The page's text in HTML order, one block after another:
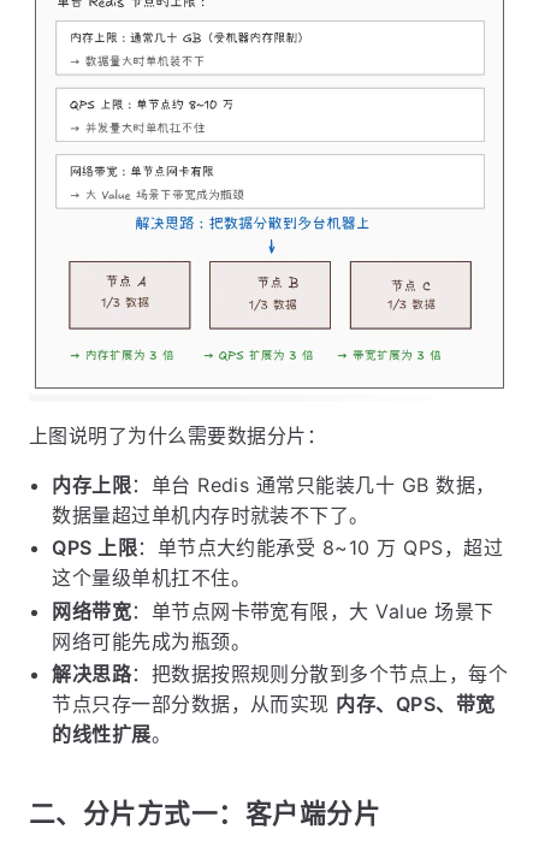
上图说明了为什么需要数据分片：
内存上限：单台 Redis 通常只能装几十 GB 数据，
数据量超过单机内存时就装不下了。
QPS 上限：单节点大约能承受 8~10 万 QPS，超过
这个量级单机扛不住。
网络带宽：单节点网卡带宽有限，大 Value 场景下
网络可能先成为瓶颈。
解决思路：把数据按照规则分散到多个节点上，每个
节点只存一部分数据，从而实现 内存、QPS、带宽
的线性扩展。
二、分片方式一：客户端分片